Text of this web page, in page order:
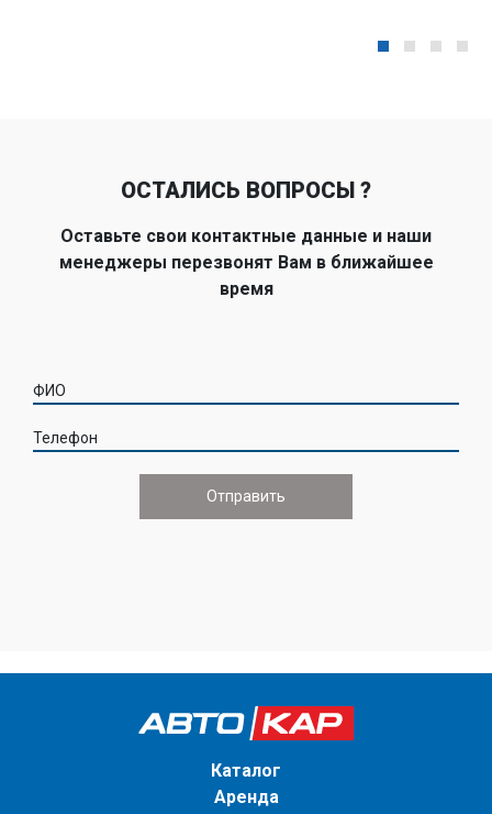
ОСТАЛИСЬ ВОПРОСЫ ?
Оставьте свои контактные данные и наши
менеджеры перезвонят Вам в ближайшее
время
ФИО
Телефон
Каталог
Аренда